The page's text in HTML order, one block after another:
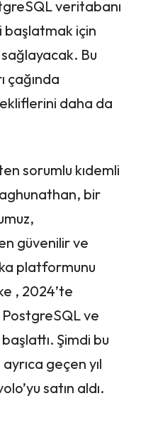
veritabanı
başlatmak için
Bu
çağında
daha da
sorumlu kıdemli
bir
güvenilir ve
platformunu
, 2024’te
ve
Şimdi bu
geçen yıl
satın aldı.